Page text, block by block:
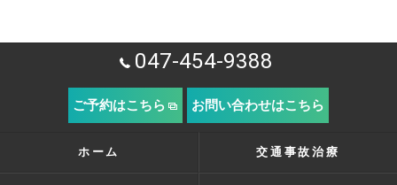
047-454-9388
ご予約はこちら お問い合わせはこちら
ホーム 交通事故治療